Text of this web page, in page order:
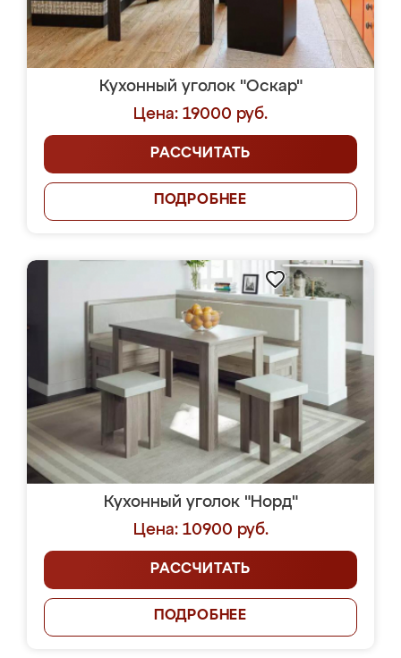
Кухонный уголок "Оскар"
Цена: 19000 руб.
РАССЧИТАТЬ
ПОДРОБНЕЕ
Кухонный уголок "Норд"
Цена: 10900 руб.
РАССЧИТАТЬ
ПОДРОБНЕЕ